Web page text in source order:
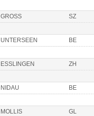
GROSS SZ
UNTERSEEN BE
ESSLINGEN ZH
NIDAU BE
MOLLIS GL